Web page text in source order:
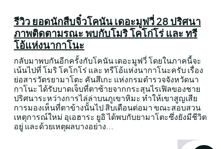
รีวิว ยอดนักสืบจิ๋วโคนัน เดอะมูฟวี่ 28 ปริศนา
ภาพติดตามรณะ พบกับโมริ โคโก่โร่ และ ทรี
โอ้แห่งนากาโนะ
กลับมาพบกันอีกครั้งกับโคนัน เดอะมูฟวี่ โดยในภาคนี้จะ
เน้นไปที่ โมริ โคโกโร่ และ ทรีโอ้แห่งนากาโนะครับ เรื่อง
ย่อสารวัตรยามาโตะ คันสึเกะ แห่งกรมตำรวจจังหวัดนา
กาโนะ ได้รับบาดเจ็บที่ตาซ้ายจากกระสุนไรเฟิลของชาย
ปริศนาระหว่างการไล่ล่าบนภูเขาหิมะ ทำให้เขาสูญเสีย
การมองเห็นที่ตาข้างนั้นไป สิบเดือนต่อมา ขณะสอบสวน
เหตุการณ์ใหม่ อุเอฮาระ ยูอิ ได้พบกับยามาโตะซึ่งยังมีชีวิต
อยู่ และด้วยเหตุผลบางอย่าง...